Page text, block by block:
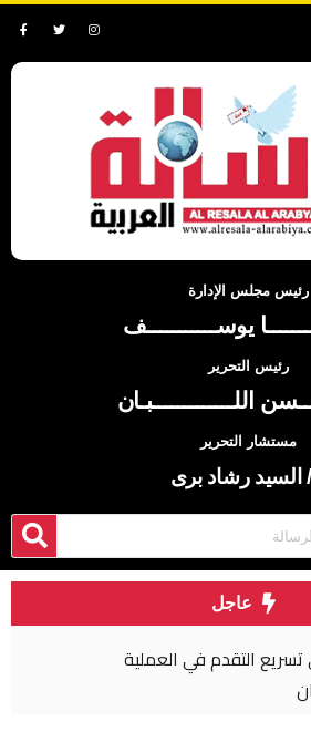
رئيس مجلس الإدارة
يوســـــــــــف
رئيس التحرير
اللـــــــــــــبـان
مستشار التحرير
السيد رشاد برى
عاجل
تسريع التقدم في العملية